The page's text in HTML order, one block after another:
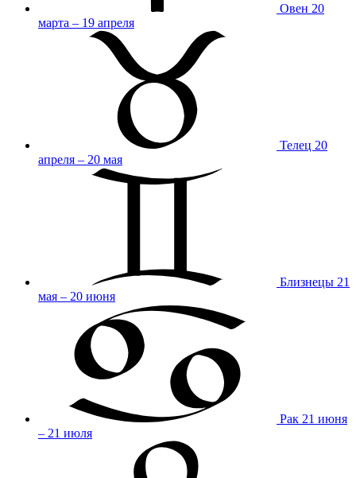
Овен 20
марта – 19 апреля
Телец 20
апреля – 20 мая
Близнецы 21
мая – 20 июня
Рак 21 июня
– 21 июля